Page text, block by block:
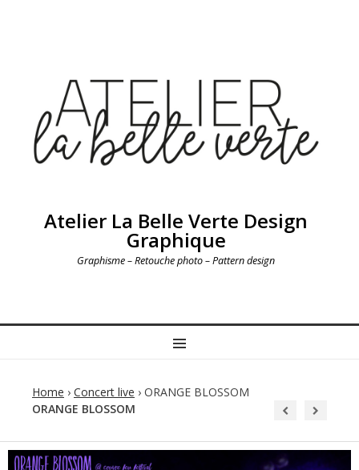
Atelier La Belle Verte Design
Graphique
Graphisme – Retouche photo – Pattern design
MENU
Home › Concert live › ORANGE BLOSSOM
ORANGE BLOSSOM